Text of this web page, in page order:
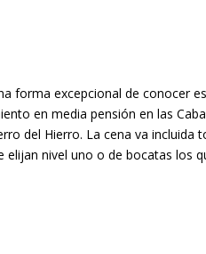
forma excepcional de conocer
en media pensión en las
del Hierro. La cena va
nivel uno o de bocatas los